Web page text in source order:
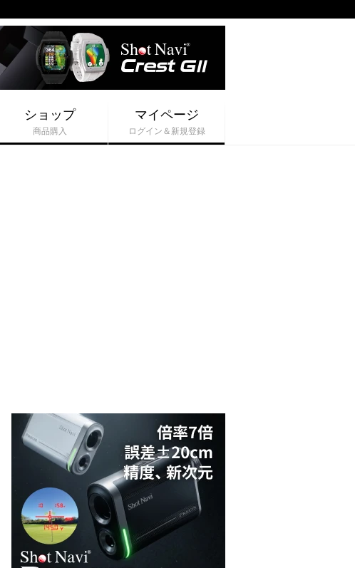
ショップ
商品購入
マイページ
ログイン＆新規登録